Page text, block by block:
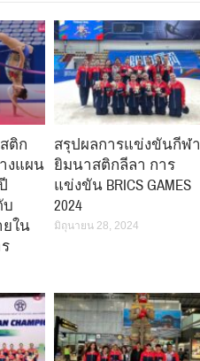
ติก
งแผน
บ
ใน
สรุปผลการแข่งขันกีฬา
ยิมนาสติกลีลา การ
แข่งขัน BRICS GAMES
2024
มิถุนายน 28, 2024